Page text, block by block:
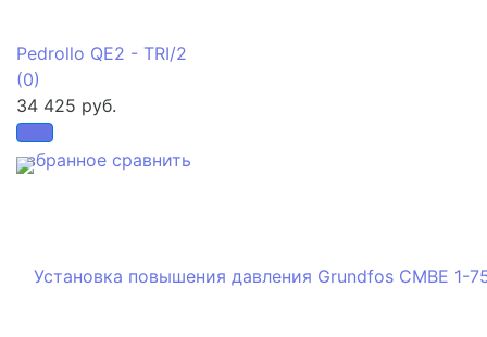
избранное сравнить
Pedrollo QE2 - TRI/2
(0)
34 425 руб.